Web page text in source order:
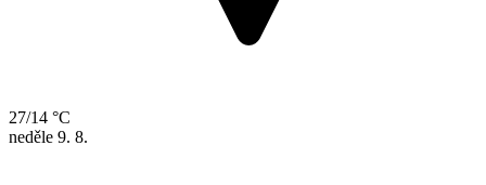
27/14 °C
neděle 9. 8.